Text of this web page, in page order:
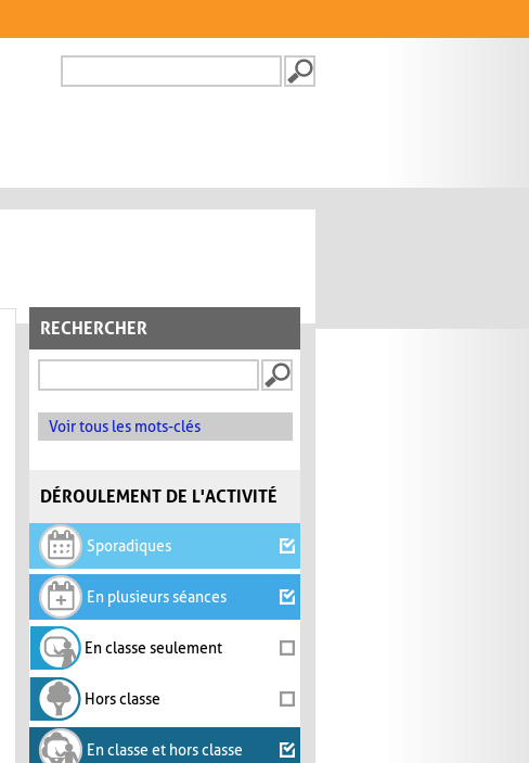
FORMULAIRE DE
RECHERCHER
Voir tous les mots-clés
DÉROULEMENT DE L'ACTIVITÉ
Sporadiques
En plusieurs séances
En classe seulement
Hors classe
En classe et hors classe